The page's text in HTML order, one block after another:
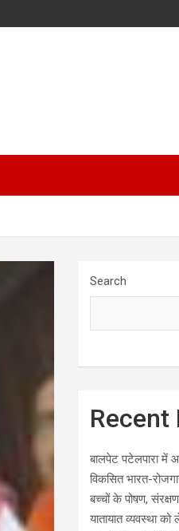
Search
Recent
बालपेट पटेलपारा में
विकसित भारत-
बच्चों के पोषण,
यातायात व्यवस्था